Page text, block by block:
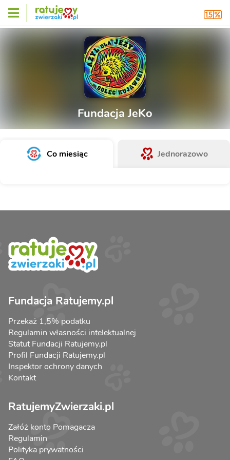
Fundacja JeKo
Co miesiąc Jednorazowo
Fundacja Ratujemy.pl
Przekaż 1,5% podatku
Regulamin własności intelektualnej
Statut Fundacji Ratujemy.pl
Profil Fundacji Ratujemy.pl
Inspektor ochrony danych
Kontakt
RatujemyZwierzaki.pl
Załóż konto Pomagacza
Regulamin
Polityka prywatności